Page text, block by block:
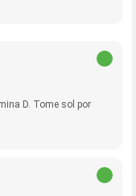
D. Tome sol por